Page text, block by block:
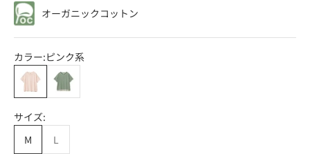
オーガニックコットン
カラー:ピンク系
ピンク系 グリーン系
サイズ:
M
L